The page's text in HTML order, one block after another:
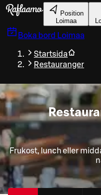
Gå till huvudinnehållet
Position
Loimaa
Boka bord Loimaa
Startsida
Restauranger
Frukost, lunch eller